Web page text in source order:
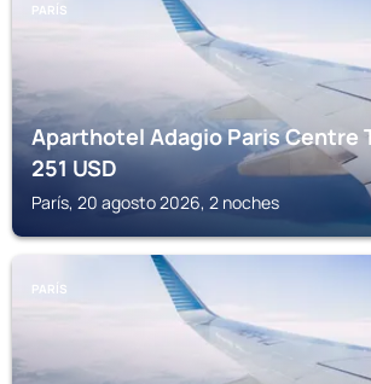
PARÍS
Aparthotel Adagio Paris Centre
251USD
París, 20 agosto 2026, 2 noches
PARÍS